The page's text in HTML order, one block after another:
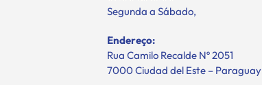
Segunda a Sábado,
Endereço:
Rua Camilo Recalde Nº 2051
7000 Ciudad del Este – Paraguay